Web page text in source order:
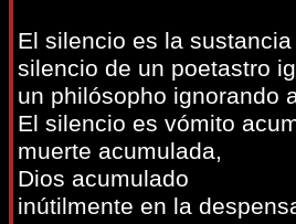
El silencio es la
silencio de un poetastro
un philósopho ignorando
El silencio es vómito
muerte acumulada,
Dios acumulado
inútilmente en la